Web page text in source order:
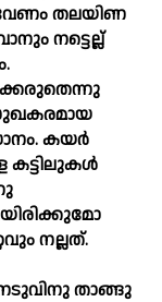
തലയിണ
നട്ടെല്ല്‌
കയര്‍
കട്ടിലുകള്‍
നല്ലത്‌.
താങ്ങു